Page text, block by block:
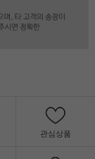
관심상품